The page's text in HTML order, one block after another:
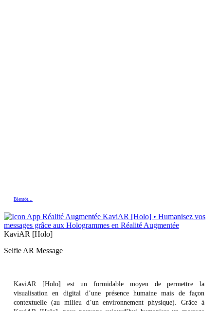
Bientôt...
KaviAR [Holo]
Selfie AR Message
KaviAR [Holo] est un formidable moyen de permettre la
visualisation en digital d’une présence humaine mais de façon
contextuelle (au milieu d’un environnement physique). Grâce à